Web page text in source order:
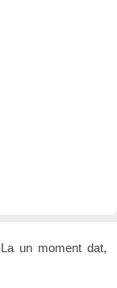
un moment dat,